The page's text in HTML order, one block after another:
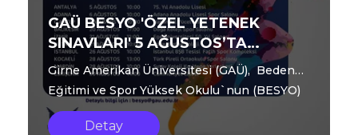
GAÜ BESYO 'ÖZEL YETENEK
SINAVLARI' 5 AĞUSTOS’TA
ANTALYA’DA BAŞLIYOR
Girne Amerikan Üniversitesi (GAÜ), Beden
Eğitimi ve Spor Yüksek Okulu`nun (BESYO)
yetenek sınavları 5-30 Ağustos tarihl...
Detay